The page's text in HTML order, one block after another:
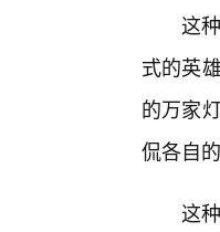
这
式的英
的万家
侃各自
这